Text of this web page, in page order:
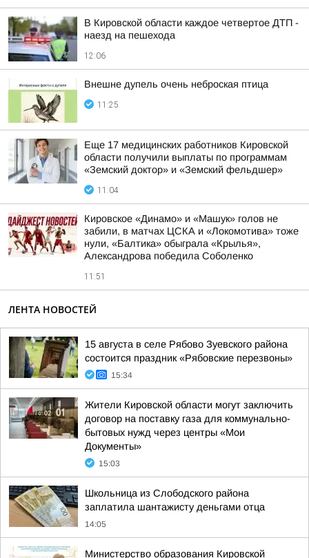
В Кировской области каждое четвертое ДТП -
наезд на пешехода
12:06
Внешне дупель очень неброская птица
11:25
Еще 17 медицинских работников Кировской
области получили выплаты по программам
«Земский доктор» и «Земский фельдшер»
11:04
Кировское «Динамо» и «Машук» голов не
забили, в матчах ЦСКА и «Локомотива» тоже
нули, «Балтика» обыграла «Крылья»,
Александрова победила Соболенко
11:51
ЛЕНТА НОВОСТЕЙ
15 августа в селе Рябово Зуевского района
состоится праздник «Рябовские перезвоны»
15:34
Жители Кировской области могут заключить
договор на поставку газа для коммунально-
бытовых нужд через центры «Мои
Документы»
15:03
Школьница из Слободского района
заплатила шантажисту деньгами отца
14:05
Министерство образования Кировской